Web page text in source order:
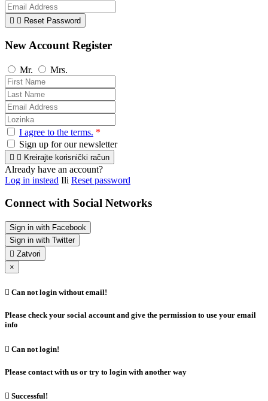
  Reset Password
New Account Register
Mr. Mrs.
I agree to the terms. *
Sign up for our newsletter
  Kreirajte korisnički račun
Already have an account?
Log in instead Ili Reset password
Connect with Social Networks
Sign in with Facebook
Sign in with Twitter
 Zatvori
×
 Can not login without email!
Please check your social account and give the permission to use your email
info
 Can not login!
Please contact with us or try to login with another way
 Successful!